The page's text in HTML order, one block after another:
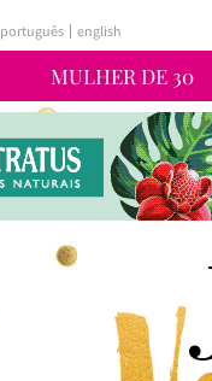
MULHER DE 30
português english